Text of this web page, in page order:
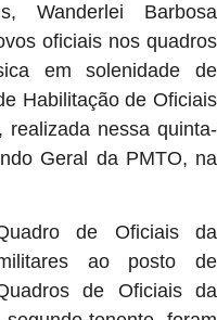
Wanderlei Barbosa
oficiais nos quadros
em solenidade de
Habilitação de Oficiais
realizada nessa quinta-
Geral da PMTO, na
de Oficiais da
ao posto de
de Oficiais da